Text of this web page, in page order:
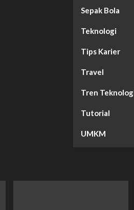
Sepak Bola
Teknologi
Tips Karier
Travel
Tren
Tutorial
UMKM